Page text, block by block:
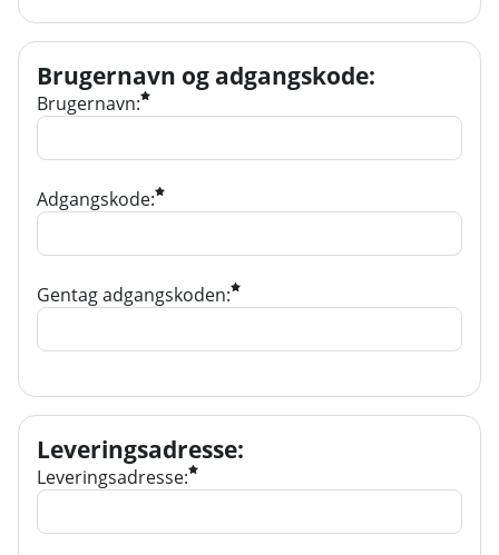
Brugernavn og adgangskode:
Brugernavn:
Adgangskode:
Gentag adgangskoden:
Leveringsadresse:
Leveringsadresse: